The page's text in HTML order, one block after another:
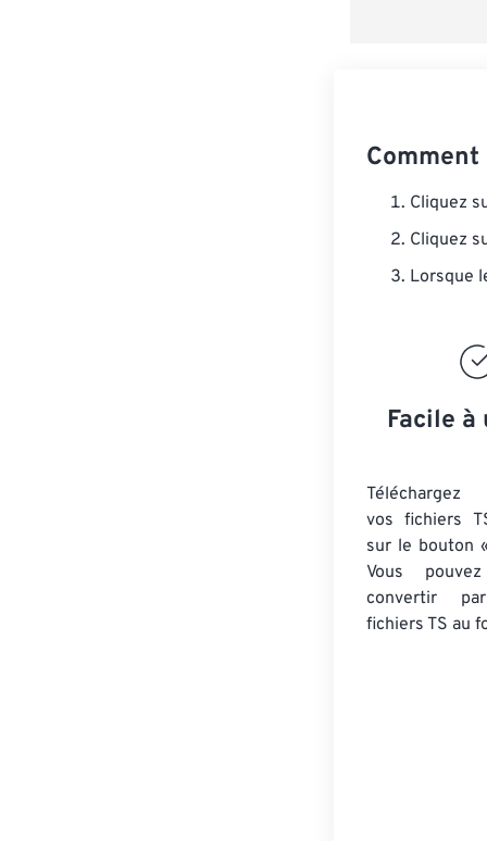
Cliquez
Cliquez
Lorsque
Facile
Téléchargez
vos fichiers
sur le bouton
Vous
convertir
fichiers TS au